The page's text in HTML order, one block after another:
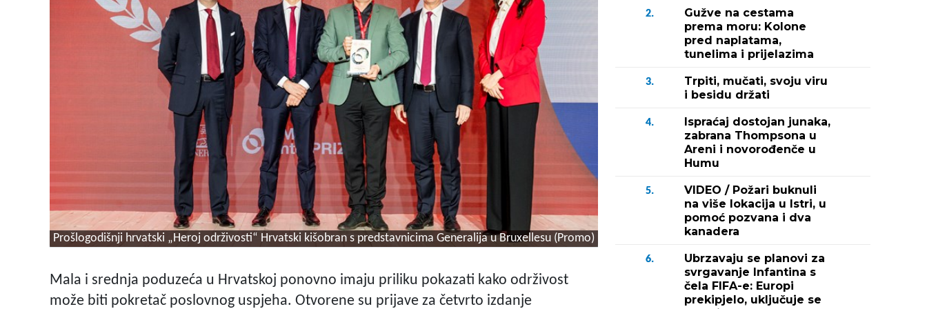
Prošlogodišnji hrvatski „Heroj održivosti“ Hrvatski kišobran s predstavnicima Generalija u Bruxellesu (Promo)
Mala i srednja poduzeća u Hrvatskoj ponovno imaju priliku pokazati kako održivost
može biti pokretač poslovnog uspjeha. Otvorene su prijave za četvrto izdanje
2.
Gužve na cestama
prema moru: Kolone
pred naplatama,
tunelima i prijelazima
3.
Trpiti, mučati, svoju viru
i besidu držati
4.
Ispraćaj dostojan junaka,
zabrana Thompsona u
Areni i novorođenče u
Humu
5.
VIDEO / Požari buknuli
na više lokacija u Istri, u
pomoć pozvana i dva
kanadera
6.
Ubrzavaju se planovi za
svrgavanje Infantina s
čela FIFA-e: Europi
prekipjelo, uključuje se